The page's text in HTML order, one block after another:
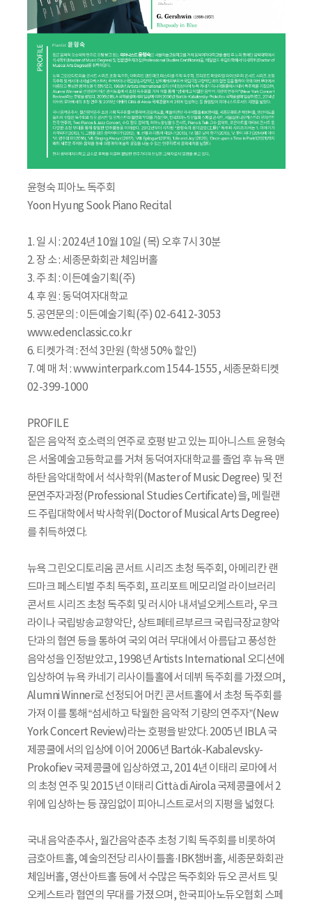
윤형숙 피아노 독주회
Yoon Hyung Sook Piano Recital
1. 일 시 : 2024년 10월 10일 (목) 오후 7시 30분
2. 장 소 : 세종문화회관 체임버홀
3. 주 최 : 이든예술기획(주)
4. 후 원 : 동덕여자대학교
5. 공연문의 : 이든예술기획(주) 02-6412-3053
www.edenclassic.co.kr
6. 티켓가격 : 전석 3만원 (학생 50% 할인)
7. 예 매 처 : www.interpark.com 1544-1555, 세종문화티켓
02-399-1000
PROFILE
짙은 음악적 호소력의 연주로 호평 받고 있는 피아니스트 윤형숙
은 서울예술고등학교를 거쳐 동덕여자대학교를 졸업 후 뉴욕 맨
하탄 음악대학에서 석사학위(Master of Music Degree) 및 전
문연주자과정(Professional Studies Certificate)을, 메릴랜
드 주립대학에서 박사학위(Doctor of Musical Arts Degree)
를 취득하였다.
뉴욕 그린오디토리움 콘서트 시리즈 초청 독주회, 아메리칸 랜
드마크 페스티벌 주최 독주회, 프리포트 메모리얼 라이브러리
콘서트 시리즈 초청 독주회 및 러시아 내셔널오케스트라, 우크
라이나 국립방송교향악단, 상트페테르부르크 국립극장교향악
단과의 협연 등을 통하여 국외 여러 무대에서 아름답고 풍성한
음악성을 인정받았고, 1998년 Artists International 오디션에
입상하여 뉴욕 카네기 리사이틀홀에서 데뷔 독주회를 가졌으며,
Alumni Winner로 선정되어 머킨 콘서트홀에서 초청 독주회를
가져 이를 통해 “섬세하고 탁월한 음악적 기량의 연주자”(New
York Concert Review)라는 호평을 받았다. 2005년 IBLA 국
제콩쿨에서의 입상에 이어 2006년 Bartók-Kabalevsky-
Prokofiev 국제콩쿨에 입상하였고, 2014년 이태리 로마에서
의 초청 연주 및 2015년 이태리 Città di Airola 국제콩쿨에서 2
위에 입상하는 등 끊임없이 피아니스트로서의 지평을 넓혔다.
국내 음악춘추사, 월간음악춘추 초청 기획 독주회를 비롯하여
금호아트홀, 예술의전당 리사이틀홀·IBK챔버홀, 세종문화회관
체임버홀, 영산아트홀 등에서 수많은 독주회와 듀오 콘서트 및
오케스트라 협연의 무대를 가졌으며, 한국피아노듀오협회 스페